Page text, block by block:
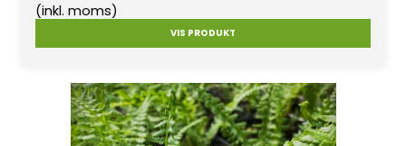
(inkl. moms)
VIS PRODUKT